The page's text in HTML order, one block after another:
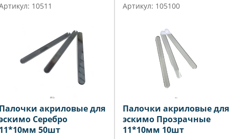
10511
акриловые для
Серебро
50шт
Артикул: 105100
Палочки акриловые для
эскимо Прозрачные
11*10мм 10шт